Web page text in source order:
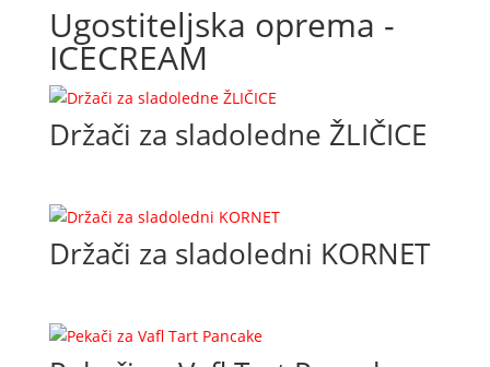
Ugostiteljska oprema -
ICECREAM
Držači za sladoledne ŽLIČICE
Držači za sladoledni KORNET